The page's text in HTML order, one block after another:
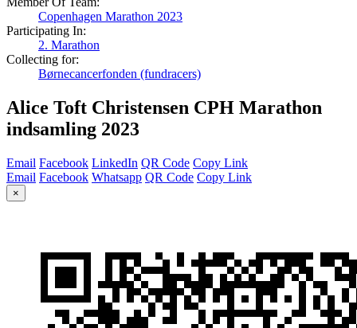
Copenhagen Marathon 2023
Participating In:
2. Marathon
Collecting for:
Børnecancerfonden (fundracers)
Alice Toft Christensen CPH Marathon
indsamling 2023
Email Facebook LinkedIn QR Code Copy Link
Email Facebook Whatsapp QR Code Copy Link
×